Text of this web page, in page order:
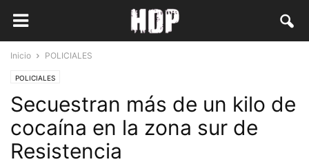
Inicio POLICIALES
POLICIALES
Secuestran más de un kilo de
cocaína en la zona sur de
Resistencia